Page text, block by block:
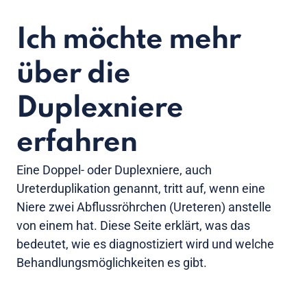
Ich möchte mehr
über die
Duplexniere
erfahren
Eine Doppel- oder Duplexniere, auch
Ureterduplikation genannt, tritt auf, wenn eine
Niere zwei Abflussröhrchen (Ureteren) anstelle
von einem hat. Diese Seite erklärt, was das
bedeutet, wie es diagnostiziert wird und welche
Behandlungsmöglichkeiten es gibt.